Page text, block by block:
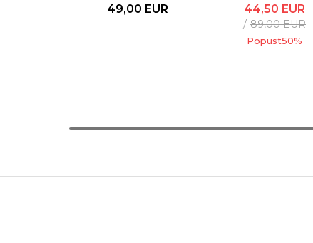
49,00 EUR 44,50 EUR
89,00EUR
Popust50%